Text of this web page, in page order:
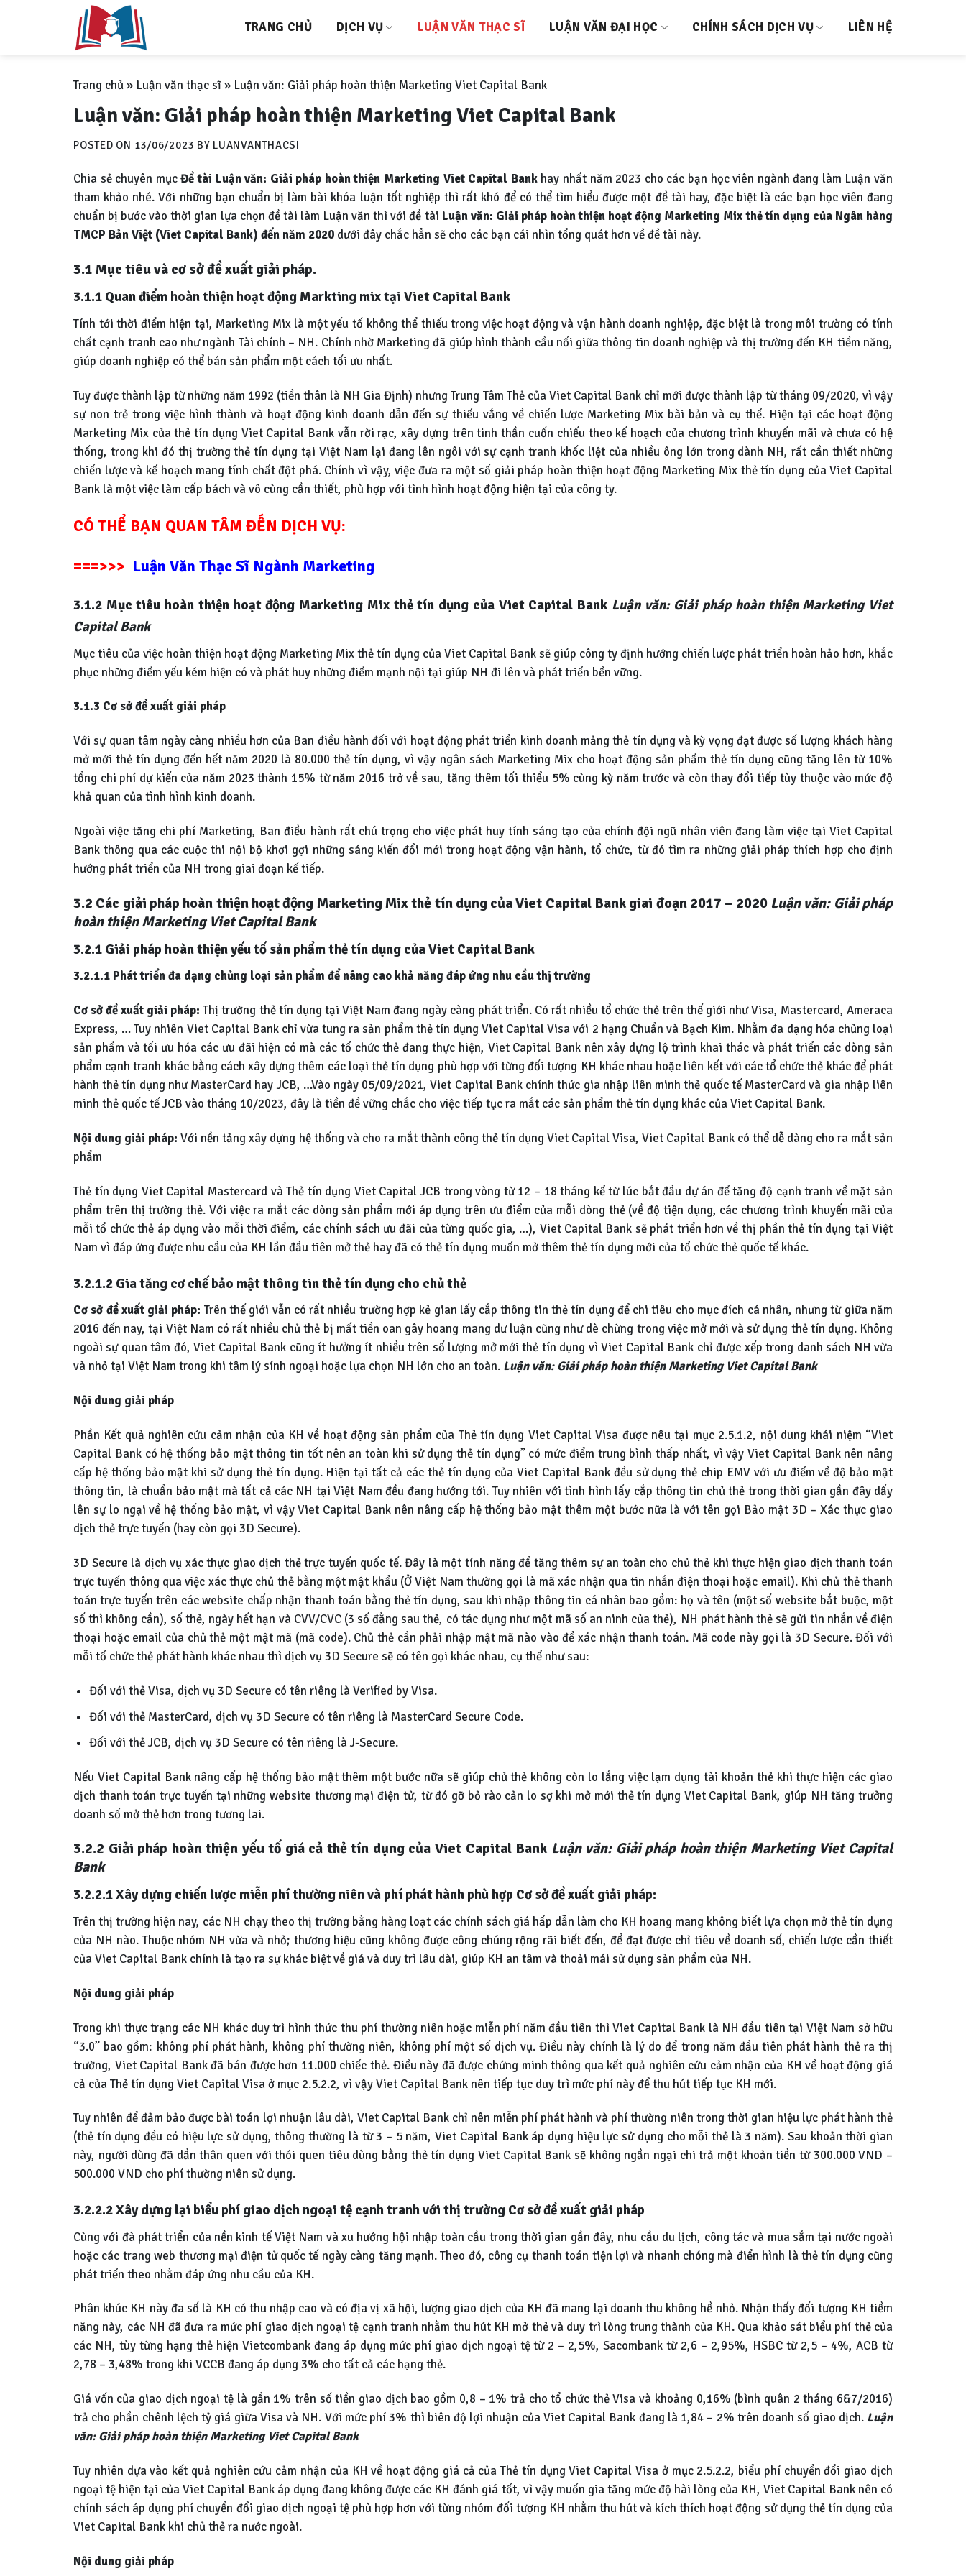
TRANG CHỦ DỊCH VỤ LUẬN VĂN THẠC SĨ LUẬN VĂN ĐẠI HỌC CHÍNH SÁCH DỊCH VỤ LIÊN HỆ
Trang chủ» Luận văn thạc sĩ» Luận văn: Giải pháp hoàn thiện Marketing Viet Capital Bank
Luận văn: Giải pháp hoàn thiện Marketing Viet Capital Bank
POSTED ON 13/06/2023 BY LUANVANTHACSI
Chia sẻ chuyên mụcĐề tài Luận văn: Giải pháp hoàn thiện Marketing Viet Capital Bank hay nhất năm 2023 cho các bạn học viên ngành đang làm Luận văn
tham khảo nhé. Với những bạn chuẩn bị làm bài khóa luận tốt nghiệp thì rất khó để có thể tìm hiểu được một đề tài hay, đặc biệt là các bạn học viên đang
chuẩn bị bước vào thời gian lựa chọn đề tài làm Luận văn thì với đề tài Luận văn: Giải pháp hoàn thiện hoạt động Marketing Mix thẻ tín dụng của Ngân hàng
TMCP Bản Việt (Viet Capital Bank) đến năm 2020 dưới đây chắc hẳn sẽ cho các bạn cái nhìn tổng quát hơn về đề tài này.
3.1 Mục tiêu và cơ sở đề xuất giải pháp.
3.1.1 Quan điểm hoàn thiện hoạt động Markting mix tại Viet Capital Bank
Tính tới thời điểm hiện tại, Marketing Mix là một yếu tố không thể thiếu trong việc hoạt động và vận hành doanh nghiệp, đặc biệt là trong môi trường có tính
chất cạnh tranh cao như ngành Tài chính – NH. Chính nhờ Marketing đã giúp hình thành cầu nối giữa thông tin doanh nghiệp và thị trường đến KH tiềm năng,
giúp doanh nghiệp có thể bán sản phẩm một cách tối ưu nhất.
Tuy được thành lập từ những năm 1992 (tiền thân là NH Gia Định) nhưng Trung Tâm Thẻ của Viet Capital Bank chỉ mới được thành lập từ tháng 09/2020, vì vậy
sự non trẻ trong việc hình thành và hoạt động kinh doanh dẫn đến sự thiếu vắng về chiến lược Marketing Mix bài bản và cụ thể. Hiện tại các hoạt động
Marketing Mix của thẻ tín dụng Viet Capital Bank vẫn rời rạc, xây dựng trên tinh thần cuốn chiếu theo kế hoạch của chương trình khuyến mãi và chưa có hệ
thống, trong khi đó thị trường thẻ tín dụng tại Việt Nam lại đang lên ngôi với sự cạnh tranh khốc liệt của nhiều ông lớn trong dành NH, rất cần thiết những
chiến lược và kế hoạch mang tính chất đột phá. Chính vì vậy, việc đưa ra một số giải pháp hoàn thiện hoạt động Marketing Mix thẻ tín dụng của Viet Capital
Bank là một việc làm cấp bách và vô cùng cần thiết, phù hợp với tình hình hoạt động hiện tại của công ty.
CÓ THỂ BẠN QUAN TÂM ĐẾN DỊCH VỤ:
===>>> Luận Văn Thạc Sĩ Ngành Marketing
3.1.2 Mục tiêu hoàn thiện hoạt động Marketing Mix thẻ tín dụng của Viet Capital Bank Luận văn: Giải pháp hoàn thiện Marketing Viet
Capital Bank
Mục tiêu của việc hoàn thiện hoạt động Marketing Mix thẻ tín dụng của Viet Capital Bank sẽ giúp công ty định hướng chiến lược phát triển hoàn hảo hơn, khắc
phục những điểm yếu kém hiện có và phát huy những điểm mạnh nội tại giúp NH đi lên và phát triển bền vững.
3.1.3 Cơ sở đề xuất giải pháp
Với sự quan tâm ngày càng nhiều hơn của Ban điều hành đối với hoạt động phát triển kinh doanh mảng thẻ tín dụng và kỳ vọng đạt được số lượng khách hàng
mở mới thẻ tín dụng đến hết năm 2020 là 80.000 thẻ tín dụng, vì vậy ngân sách Marketing Mix cho hoạt động sản phẩm thẻ tín dụng cũng tăng lên từ 10%
tổng chi phí dự kiến của năm 2023 thành 15% từ năm 2016 trở về sau, tăng thêm tối thiểu 5% cùng kỳ năm trước và còn thay đổi tiếp tùy thuộc vào mức độ
khả quan của tình hình kinh doanh.
Ngoài việc tăng chi phí Marketing, Ban điều hành rất chú trọng cho việc phát huy tính sáng tạo của chính đội ngũ nhân viên đang làm việc tại Viet Capital
Bank thông qua các cuộc thi nội bộ khơi gợi những sáng kiến đổi mới trong hoạt động vận hành, tổ chức, từ đó tìm ra những giải pháp thích hợp cho định
hướng phát triển của NH trong giai đoạn kế tiếp.
3.2 Các giải pháp hoàn thiện hoạt động Marketing Mix thẻ tín dụng của Viet Capital Bank giai đoạn 2017 – 2020 Luận văn: Giải pháp
hoàn thiện Marketing Viet Capital Bank
3.2.1 Giải pháp hoàn thiện yếu tố sản phẩm thẻ tín dụng của Viet Capital Bank
3.2.1.1 Phát triển đa dạng chủng loại sản phẩm để nâng cao khả năng đáp ứng nhu cầu thị trường
Cơ sở đề xuất giải pháp: Thị trường thẻ tín dụng tại Việt Nam đang ngày càng phát triển. Có rất nhiều tổ chức thẻ trên thế giới như Visa, Mastercard, Ameraca
Express, … Tuy nhiên Viet Capital Bank chỉ vừa tung ra sản phẩm thẻ tín dụng Viet Capital Visa với 2 hạng Chuẩn và Bạch Kim. Nhằm đa dạng hóa chủng loại
sản phẩm và tối ưu hóa các ưu đãi hiện có mà các tổ chức thẻ đang thực hiện, Viet Capital Bank nên xây dựng lộ trình khai thác và phát triển các dòng sản
phẩm cạnh tranh khác bằng cách xây dựng thêm các loại thẻ tín dụng phù hợp với từng đối tượng KH khác nhau hoặc liên kết với các tổ chức thẻ khác để phát
hành thẻ tín dụng như MasterCard hay JCB, …Vào ngày 05/09/2021, Viet Capital Bank chính thức gia nhập liên minh thẻ quốc tế MasterCard và gia nhập liên
minh thẻ quốc tế JCB vào tháng 10/2023, đây là tiền đề vững chắc cho việc tiếp tục ra mắt các sản phẩm thẻ tín dụng khác của Viet Capital Bank.
Nội dung giải pháp: Với nền tảng xây dựng hệ thống và cho ra mắt thành công thẻ tín dụng Viet Capital Visa, Viet Capital Bank có thể dễ dàng cho ra mắt sản
phẩm
Thẻ tín dụng Viet Capital Mastercard và Thẻ tín dụng Viet Capital JCB trong vòng từ 12 – 18 tháng kể từ lúc bắt đầu dự án để tăng độ cạnh tranh về mặt sản
phẩm trên thị trường thẻ. Với việc ra mắt các dòng sản phẩm mới áp dụng trên ưu điểm của mỗi dòng thẻ (về độ tiện dụng, các chương trình khuyến mãi của
mỗi tổ chức thẻ áp dụng vào mỗi thời điểm, các chính sách ưu đãi của từng quốc gia, …), Viet Capital Bank sẽ phát triển hơn về thị phần thẻ tín dụng tại Việt
Nam vì đáp ứng được nhu cầu của KH lần đầu tiên mở thẻ hay đã có thẻ tín dụng muốn mở thêm thẻ tín dụng mới của tổ chức thẻ quốc tế khác.
3.2.1.2 Gia tăng cơ chế bảo mật thông tin thẻ tín dụng cho chủ thẻ
Cơ sở đề xuất giải pháp: Trên thế giới vẫn có rất nhiều trường hợp kẻ gian lấy cắp thông tin thẻ tín dụng để chi tiêu cho mục đích cá nhân, nhưng từ giữa năm
2016 đến nay, tại Việt Nam có rất nhiều chủ thẻ bị mất tiền oan gây hoang mang dư luận cũng như dè chừng trong việc mở mới và sử dụng thẻ tín dụng. Không
ngoài sự quan tâm đó, Viet Capital Bank cũng ít hưởng ít nhiều trên số lượng mở mới thẻ tín dụng vì Viet Capital Bank chỉ được xếp trong danh sách NH vừa
và nhỏ tại Việt Nam trong khi tâm lý sính ngoại hoặc lựa chọn NH lớn cho an toàn. Luận văn: Giải pháp hoàn thiện Marketing Viet Capital Bank
Nội dung giải pháp
Phần Kết quả nghiên cứu cảm nhận của KH về hoạt động sản phẩm của Thẻ tín dụng Viet Capital Visa được nêu tại mục 2.5.1.2, nội dung khái niệm “Viet
Capital Bank có hệ thống bảo mật thông tin tốt nên an toàn khi sử dụng thẻ tín dụng” có mức điểm trung bình thấp nhất, vì vậy Viet Capital Bank nên nâng
cấp hệ thống bảo mật khi sử dụng thẻ tín dụng. Hiện tại tất cả các thẻ tín dụng của Viet Capital Bank đều sử dụng thẻ chip EMV với ưu điểm về độ bảo mật
thông tin, là chuẩn bảo mật mà tất cả các NH tại Việt Nam đều đang hướng tới. Tuy nhiên với tình hình lấy cắp thông tin chủ thẻ trong thời gian gần đây dấy
lên sự lo ngại về hệ thống bảo mật, vì vậy Viet Capital Bank nên nâng cấp hệ thống bảo mật thêm một bước nữa là với tên gọi Bảo mật 3D – Xác thực giao
dịch thẻ trực tuyến (hay còn gọi 3D Secure).
3D Secure là dịch vụ xác thực giao dịch thẻ trực tuyến quốc tế. Đây là một tính năng để tăng thêm sự an toàn cho chủ thẻ khi thực hiện giao dịch thanh toán
trực tuyến thông qua việc xác thực chủ thẻ bằng một mật khẩu (Ở Việt Nam thường gọi là mã xác nhận qua tin nhắn điện thoại hoặc email). Khi chủ thẻ thanh
toán trực tuyến trên các website chấp nhận thanh toán bằng thẻ tín dụng, sau khi nhập thông tin cá nhân bao gồm: họ và tên (một số website bắt buộc, một
số thì không cần), số thẻ, ngày hết hạn và CVV/CVC (3 số đằng sau thẻ, có tác dụng như một mã số an ninh của thẻ), NH phát hành thẻ sẽ gửi tin nhắn về điện
thoại hoặc email của chủ thẻ một mật mã (mã code). Chủ thẻ cần phải nhập mật mã nào vào để xác nhận thanh toán. Mã code này gọi là 3D Secure. Đối với
mỗi tổ chức thẻ phát hành khác nhau thì dịch vụ 3D Secure sẽ có tên gọi khác nhau, cụ thể như sau:
Đối với thẻ Visa, dịch vụ 3D Secure có tên riêng là Verified by Visa.
Đối với thẻ MasterCard, dịch vụ 3D Secure có tên riêng là MasterCard Secure Code.
Đối với thẻ JCB, dịch vụ 3D Secure có tên riêng là J-Secure.
Nếu Viet Capital Bank nâng cấp hệ thống bảo mật thêm một bước nữa sẽ giúp chủ thẻ không còn lo lắng việc lạm dụng tài khoản thẻ khi thực hiện các giao
dịch thanh toán trực tuyến tại những website thương mại điện tử, từ đó gỡ bỏ rào cản lo sợ khi mở mới thẻ tín dụng Viet Capital Bank, giúp NH tăng trưởng
doanh số mở thẻ hơn trong tương lai.
3.2.2 Giải pháp hoàn thiện yếu tố giá cả thẻ tín dụng của Viet Capital Bank Luận văn: Giải pháp hoàn thiện Marketing Viet Capital
Bank
3.2.2.1 Xây dựng chiến lược miễn phí thường niên và phí phát hành phù hợp Cơ sở đề xuất giải pháp:
Trên thị trường hiện nay, các NH chạy theo thị trường bằng hàng loạt các chính sách giá hấp dẫn làm cho KH hoang mang không biết lựa chọn mở thẻ tín dụng
của NH nào. Thuộc nhóm NH vừa và nhỏ; thương hiệu cũng không được công chúng rộng rãi biết đến, để đạt được chỉ tiêu về doanh số, chiến lược cần thiết
của Viet Capital Bank chính là tạo ra sự khác biệt về giá và duy trì lâu dài, giúp KH an tâm và thoải mái sử dụng sản phẩm của NH.
Nội dung giải pháp
Trong khi thực trạng các NH khác duy trì hình thức thu phí thường niên hoặc miễn phí năm đầu tiên thì Viet Capital Bank là NH đầu tiên tại Việt Nam sở hữu
“3.0” bao gồm: không phí phát hành, không phí thường niên, không phí một số dịch vụ. Điều này chính là lý do để trong năm đầu tiên phát hành thẻ ra thị
trường, Viet Capital Bank đã bán được hơn 11.000 chiếc thẻ. Điều này đã được chứng minh thông qua kết quả nghiên cứu cảm nhận của KH về hoạt động giá
cả của Thẻ tín dụng Viet Capital Visa ở mục 2.5.2.2, vì vậy Viet Capital Bank nên tiếp tục duy trì mức phí này để thu hút tiếp tục KH mới.
Tuy nhiên để đảm bảo được bài toán lợi nhuận lâu dài, Viet Capital Bank chỉ nên miễn phí phát hành và phí thường niên trong thời gian hiệu lực phát hành thẻ
(thẻ tín dụng đều có hiệu lực sử dụng, thông thường là từ 3 – 5 năm, Viet Capital Bank áp dụng hiệu lực sử dụng cho mỗi thẻ là 3 năm). Sau khoản thời gian
này, người dùng đã dần thân quen với thói quen tiêu dùng bằng thẻ tín dụng Viet Capital Bank sẽ không ngần ngại chi trả một khoản tiền từ 300.000 VND –
500.000 VND cho phí thường niên sử dụng.
3.2.2.2 Xây dựng lại biểu phí giao dịch ngoại tệ cạnh tranh với thị trường Cơ sở đề xuất giải pháp
Cùng với đà phát triển của nền kinh tế Việt Nam và xu hướng hội nhập toàn cầu trong thời gian gần đây, nhu cầu du lịch, công tác và mua sắm tại nước ngoài
hoặc các trang web thương mại điện tử quốc tế ngày càng tăng mạnh. Theo đó, công cụ thanh toán tiện lợi và nhanh chóng mà điển hình là thẻ tín dụng cũng
phát triển theo nhằm đáp ứng nhu cầu của KH.
Phân khúc KH này đa số là KH có thu nhập cao và có địa vị xã hội, lượng giao dịch của KH đã mang lại doanh thu không hề nhỏ. Nhận thấy đối tượng KH tiềm
năng này, các NH đã đưa ra mức phí giao dịch ngoại tệ cạnh tranh nhằm thu hút KH mở thẻ và duy trì lòng trung thành của KH. Qua khảo sát biểu phí thẻ của
các NH, tùy từng hạng thẻ hiện Vietcombank đang áp dụng mức phí giao dịch ngoại tệ từ 2 – 2,5%, Sacombank từ 2,6 – 2,95%, HSBC từ 2,5 – 4%, ACB từ
2,78 – 3,48% trong khi VCCB đang áp dụng 3% cho tất cả các hạng thẻ.
Giá vốn của giao dịch ngoại tệ là gần 1% trên số tiền giao dịch bao gồm 0,8 – 1% trả cho tổ chức thẻ Visa và khoảng 0,16% (bình quân 2 tháng 6&7/2016)
trả cho phần chênh lệch tỷ giá giữa Visa và NH. Với mức phí 3% thì biên độ lợi nhuận của Viet Capital Bank đang là 1,84 – 2% trên doanh số giao dịch. Luận
văn: Giải pháp hoàn thiện Marketing Viet Capital Bank
Tuy nhiên dựa vào kết quả nghiên cứu cảm nhận của KH về hoạt động giá cả của Thẻ tín dụng Viet Capital Visa ở mục 2.5.2.2, biểu phí chuyển đổi giao dịch
ngoại tệ hiện tại của Viet Capital Bank áp dụng đang không được các KH đánh giá tốt, vì vậy muốn gia tăng mức độ hài lòng của KH, Viet Capital Bank nên có
chính sách áp dụng phí chuyển đổi giao dịch ngoại tệ phù hợp hơn với từng nhóm đối tượng KH nhằm thu hút và kích thích hoạt động sử dụng thẻ tín dụng của
Viet Capital Bank khi chủ thẻ ra nước ngoài.
Nội dung giải pháp